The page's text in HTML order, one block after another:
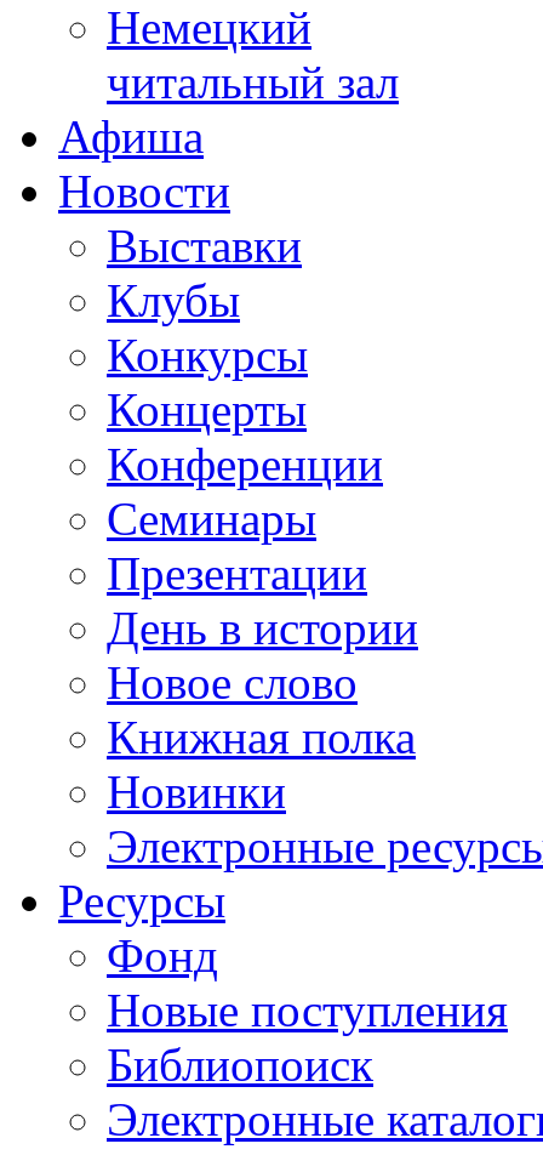
Немецкий
читальный зал
Афиша
Новости
Выставки
Клубы
Конкурсы
Концерты
Конференции
Семинары
Презентации
День в истории
Новое слово
Книжная полка
Новинки
Электронные
Ресурсы
Фонд
Новые поступления
Библиопоиск
Электронные